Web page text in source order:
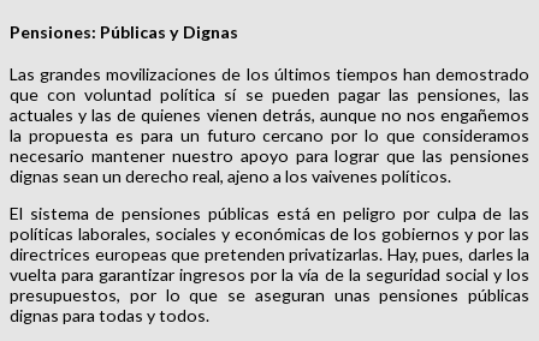
Pensiones: Públicas y Dignas
Las grandes movilizaciones de los últimos tiempos han demostrado
que con voluntad política sí se pueden pagar las pensiones, las
actuales y las de quienes vienen detrás, aunque no nos engañemos
la propuesta es para un futuro cercano por lo que consideramos
necesario mantener nuestro apoyo para lograr que las pensiones
dignas sean un derecho real, ajeno a los vaivenes políticos.
El sistema de pensiones públicas está en peligro por culpa de las
políticas laborales, sociales y económicas de los gobiernos y por las
directrices europeas que pretenden privatizarlas. Hay, pues, darles la
vuelta para garantizar ingresos por la vía de la seguridad social y los
presupuestos, por lo que se aseguran unas pensiones públicas
dignas para todas y todos.